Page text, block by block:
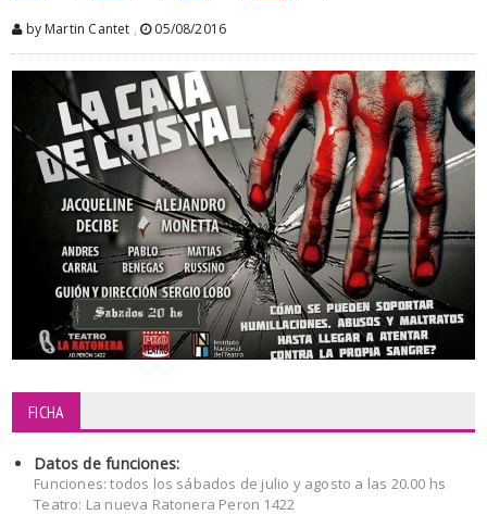
by Martin Cantet , 05/08/2016
FICHA
Datos de funciones:
Funciones: todos los sábados de julio y agosto a las 20.00 hs
Teatro: La nueva Ratonera Peron 1422